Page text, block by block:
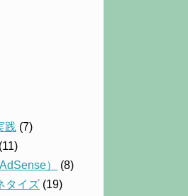
践 (7)
(11)
）
(8)
タイズ (19)